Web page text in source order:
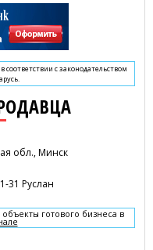
соответствии с законодательством
обл., Минск
31 Руслан
готового бизнеса в